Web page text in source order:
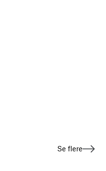
Se flere